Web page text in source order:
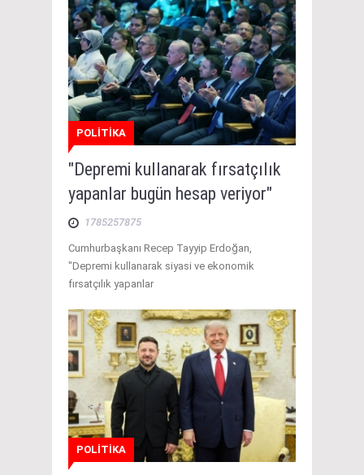
POLİTİKA
"Depremi kullanarak fırsatçılık
yapanlar bugün hesap veriyor"
1785257875
Cumhurbaşkanı Recep Tayyip Erdoğan,
"Depremi kullanarak siyasi ve ekonomik
fırsatçılık yapanlar
POLİTİKA